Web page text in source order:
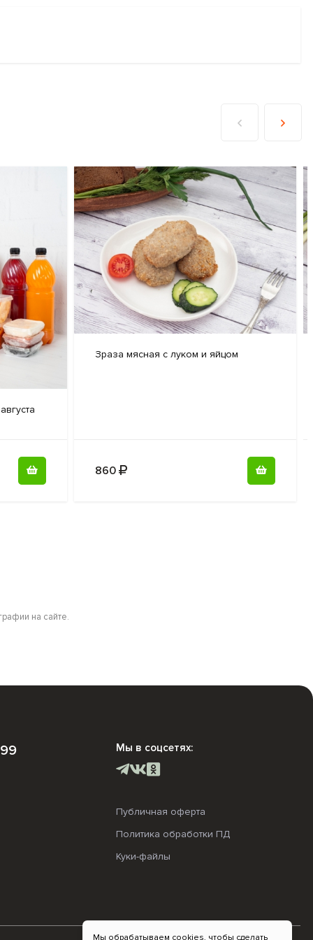
Мы обрабатываем cookies, чтобы сделать
Зраза мясная с луком и яйцом
860
на сайте.
Мы в соцсетях:
Публичная оферта
Политика обработки ПД
Куки-файлы